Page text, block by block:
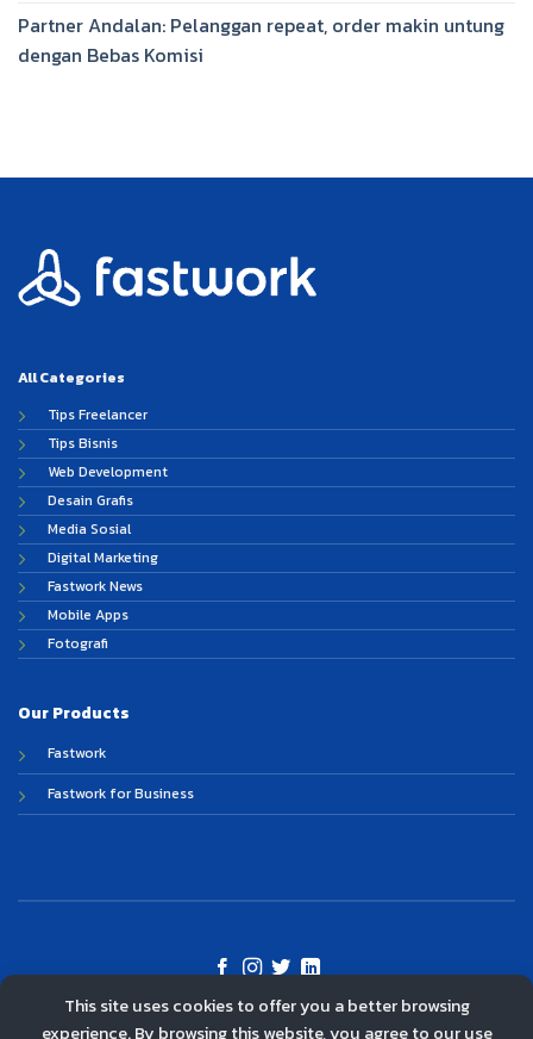
Partner Andalan: Pelanggan repeat, order makin untung
dengan Bebas Komisi
All Categories
Tips Freelancer
Tips Bisnis
Web Development
Desain Grafis
Media Sosial
Digital Marketing
Fastwork News
Mobile Apps
Fotografi
Our Products
Fastwork
Fastwork for Business
©
This site uses cookies to offer you a better browsing
experience. By browsing this website, you agree to our use